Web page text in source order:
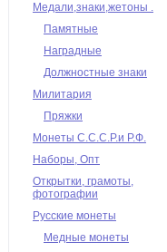
Медали,знаки,жетоны .
Памятные
Наградные
Должностные знаки
Милитария
Пряжки
Монеты С.С.С.Р.и Р.Ф.
Наборы, Опт
Открытки, грамоты,
фотографии
Русские монеты
Медные монеты